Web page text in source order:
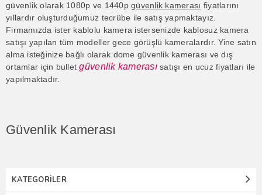
güvenlik olarak 1080p ve 1440pgüvenlik kamerası fiyatlarını
yıllardır oluşturduğumuz tecrübe ile satış yapmaktayız.
Firmamızda ister kablolu kamera istersenizde kablosuz kamera
satışı yapılan tüm modeller gece görüşlü kameralardır. Yine satın
alma isteğinize bağlı olarak dome güvenlik kamerası ve dış
ortamlar için bulletgüvenlik kamerasısatışı en ucuz fiyatları ile
yapılmaktadır.
Güvenlik Kamerası
KATEGORILER